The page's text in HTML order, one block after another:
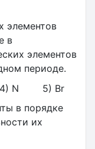
элементов
в
элементов
периоде.
N 5) Br
в порядке
их